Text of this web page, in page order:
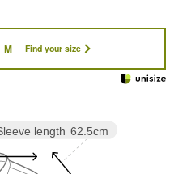
M Find your size
length 62.5cm